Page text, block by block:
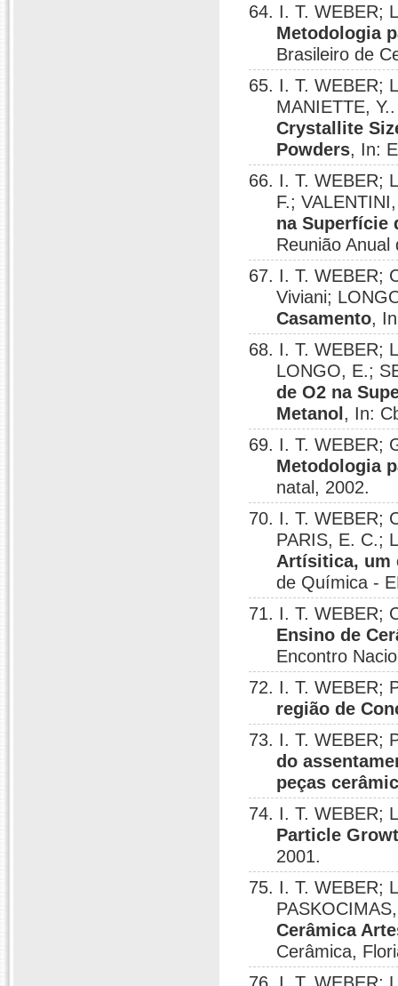
64. I. T. WEBER;
Metodologia
Brasileiro de
65. I. T. WEBER;
MANIETTE,
Crystallite
Powders, In:
66. I. T. WEBER;
F.;
na Superfície
Reunião
67. I. T. WEBER;
Viviani;
Casamento,
68. I. T. WEBER;
LONGO, E.;
de O2 na
Metanol , In:
69. I. T. WEBER;
Metodologia
natal, 2002.
70. I. T. WEBER;
PARIS, E. C.;
Artísitica, um
de Química -
71. I. T. WEBER;
Ensino de
Encontro
72. I. T. WEBER;
região de
73. I. T. WEBER;
do
peças
74. I. T. WEBER;
Particle
2001.
75. I. T. WEBER;
Cerâmica
Cerâmica,